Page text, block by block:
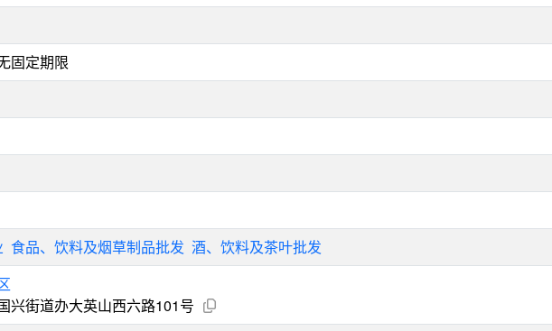
固定期限
食品、饮料及烟草制品批发 酒、饮料及茶叶批发
兴街道办大英山西六路101号